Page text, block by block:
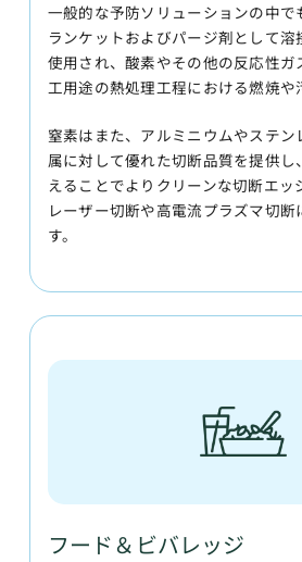
一般的な予防ソリューションの中で
ランケットおよびパージ剤として溶
使用され、酸素やその他の反応性ガ
工用途の熱処理工程における燃焼や
窒素はまた、アルミニウムやステン
属に対して優れた切断品質を提供し
えることでよりクリーンな切断エッ
レーザー切断や高電流プラズマ切断
す。
フード＆ビバレッジ